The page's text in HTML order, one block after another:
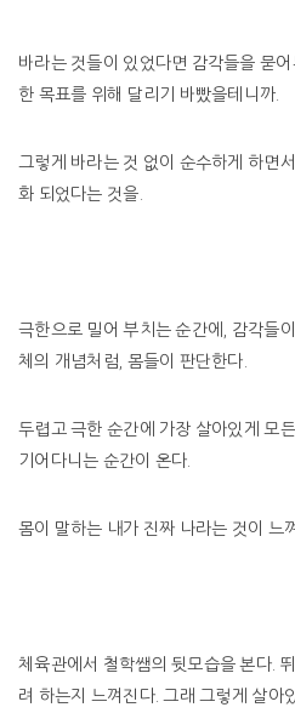
바라는 것들이 있었다면 감각들을 묻
한 목표를 위해 달리기 바빴을테니까.
그렇게 바라는 것 없이 순수하게 하면
화 되었다는 것을.
극한으로 밀어 부치는 순간에, 감각들
체의 개념처럼, 몸들이 판단한다.
두렵고 극한 순간에 가장 살아있게 모
기어다니는 순간이 온다.
몸이 말하는 내가 진짜 나라는 것이 느
체육관에서 철학쌤의 뒷모습을 본다.
려 하는지 느껴진다. 그래 그렇게 살아